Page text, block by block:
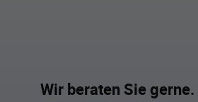
Wir beraten Sie gerne.